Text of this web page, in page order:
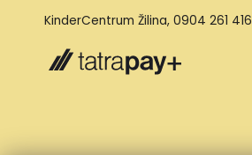
KinderCentrum Žilina, 0904 261 416